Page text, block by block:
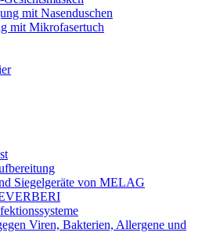
mit Nasenduschen
mit Mikrofasertuch
Siegelgeräte von MELAG
Viren, Bakterien, Allergene und